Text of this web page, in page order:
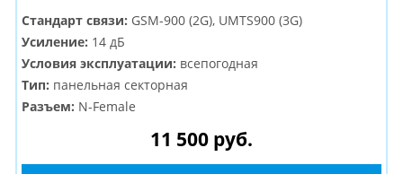
Стандарт связи: GSM-900 (2G), UMTS900 (3G)
Усиление: 14 дБ
Условия эксплуатации: всепогодная
Тип: панельная секторная
Разъем: N-Female
11 500 руб.